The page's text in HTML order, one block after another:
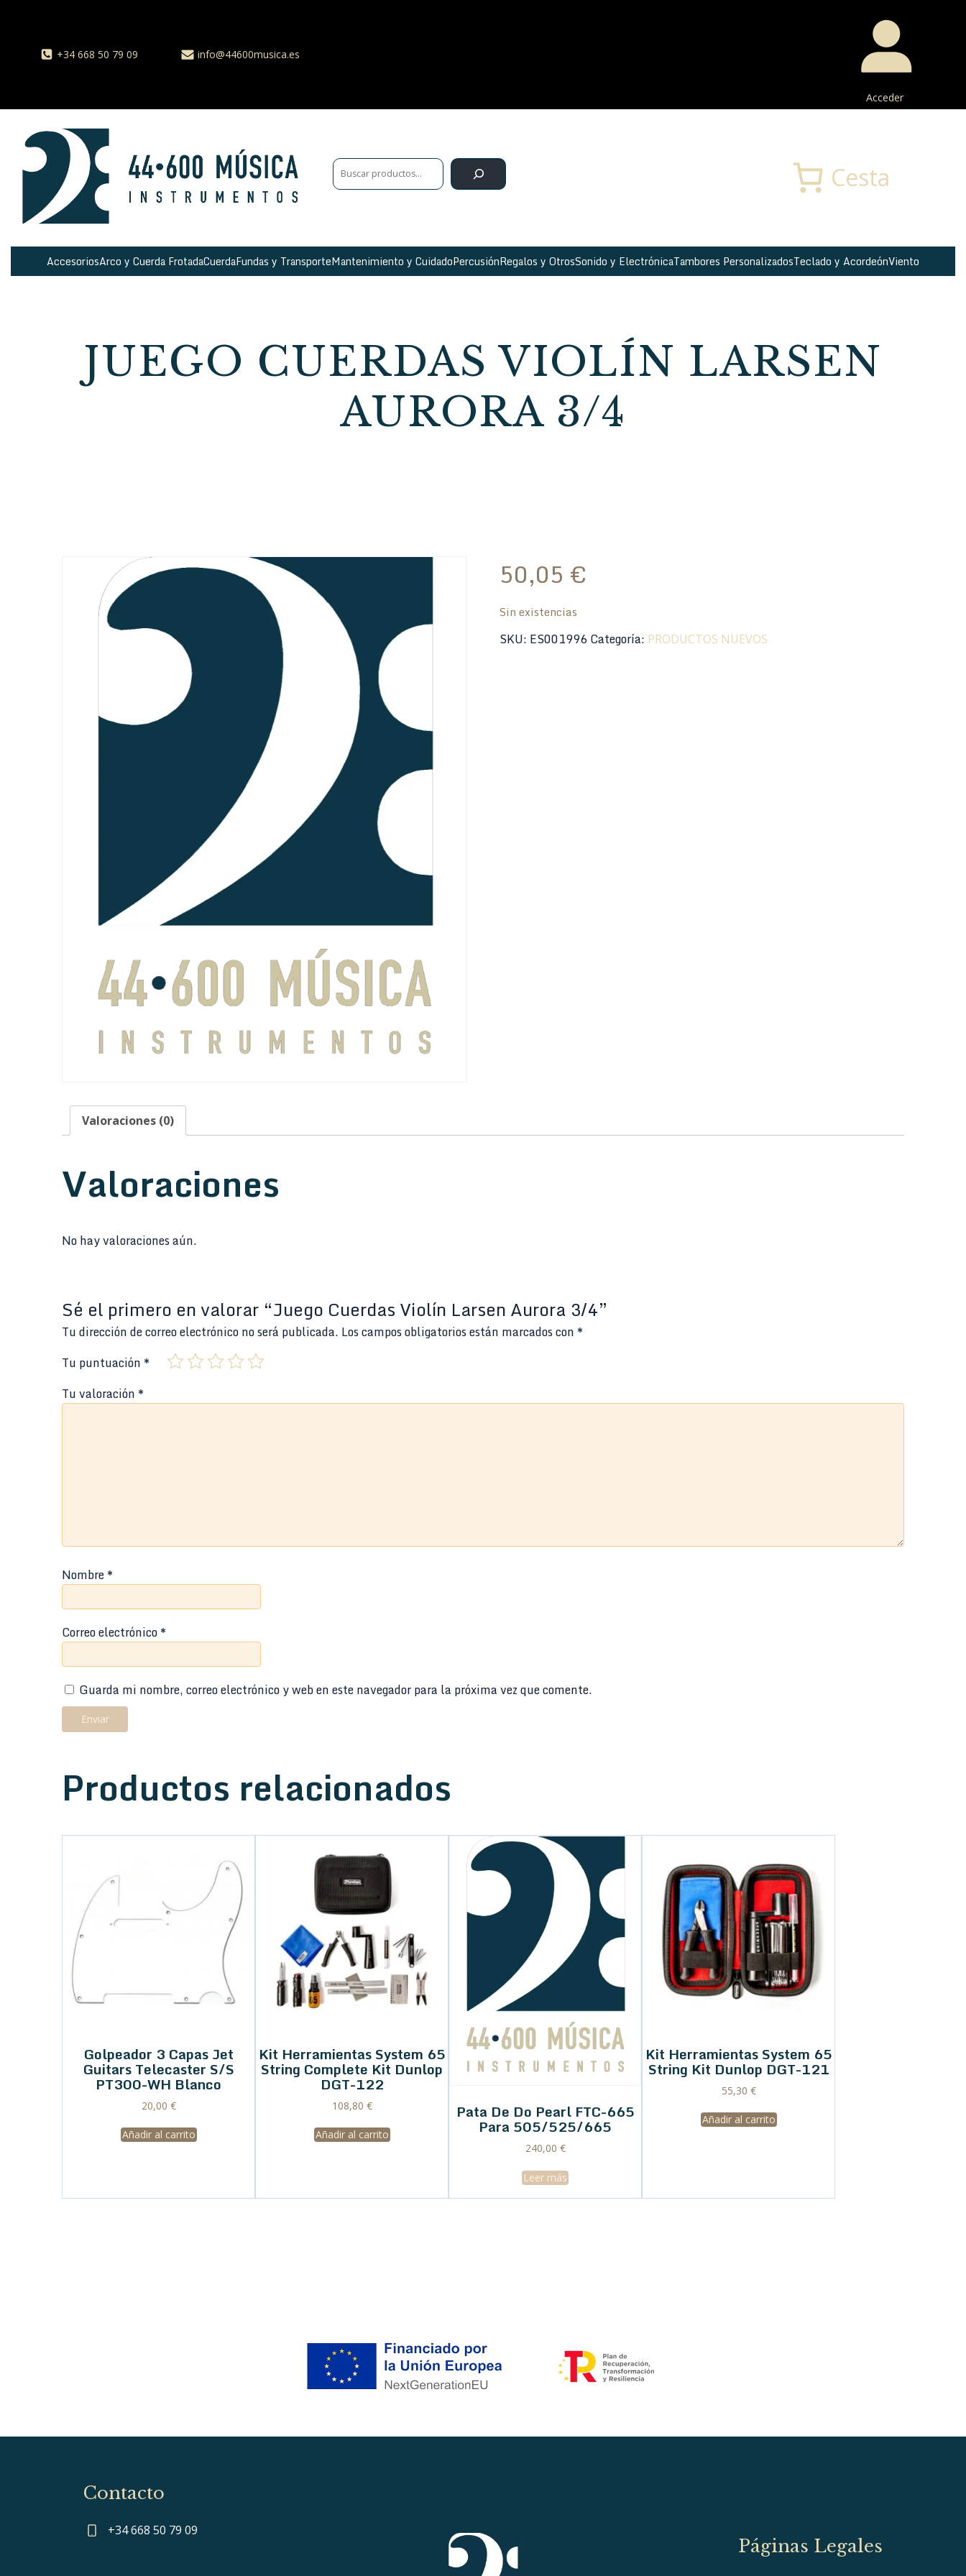
+34 668 50 79 09 info@44600musica.es
Acceder
Cesta
AccesoriosArco y Cuerda FrotadaCuerdaFundas y TransporteMantenimiento y CuidadoPercusiónRegalos y OtrosSonido y ElectrónicaTambores PersonalizadosTeclado y AcordeónViento
JUEGO CUERDAS VIOLÍN LARSEN
AURORA 3/4
50,05 €
Sin existencias
SKU: ES001996Categoría: PRODUCTOS NUEVOS
Valoraciones (0)
Valoraciones
No hay valoraciones aún.
Sé el primero en valorar “Juego Cuerdas Violín Larsen Aurora 3/4”
Tu dirección de correo electrónico no será publicada. Los campos obligatorios están marcados con *
Tu puntuación *
Tu valoración *
Nombre*
Correo electrónico*
Guarda mi nombre, correo electrónico y web en este navegador para la próxima vez que comente.
Productos relacionados
Golpeador 3 Capas Jet
Guitars Telecaster S/S
PT300-WH Blanco
20,00 €
Añadir al carrito
Kit Herramientas System 65
String Complete Kit Dunlop
DGT-122
108,80 €
Añadir al carrito
Pata De Do Pearl FTC-665
Para 505/525/665
240,00 €
Leer más
Kit Herramientas System 65
String Kit Dunlop DGT-121
55,30 €
Añadir al carrito
Contacto
+34 668 50 79 09
Páginas Legales